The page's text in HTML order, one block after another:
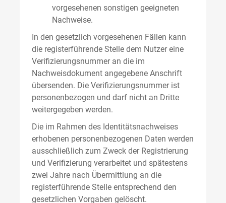
vorgesehenen sonstigen geeigneten
Nachweise.
In den gesetzlich vorgesehenen Fällen kann
die registerführende Stelle dem Nutzer eine
Verifizierungsnummer an die im
Nachweisdokument angegebene Anschrift
übersenden. Die Verifizierungsnummer ist
personenbezogen und darf nicht an Dritte
weitergegeben werden.
Die im Rahmen des Identitätsnachweises
erhobenen personenbezogenen Daten werden
ausschließlich zum Zweck der Registrierung
und Verifizierung verarbeitet und spätestens
zwei Jahre nach Übermittlung an die
registerführende Stelle entsprechend den
gesetzlichen Vorgaben gelöscht.